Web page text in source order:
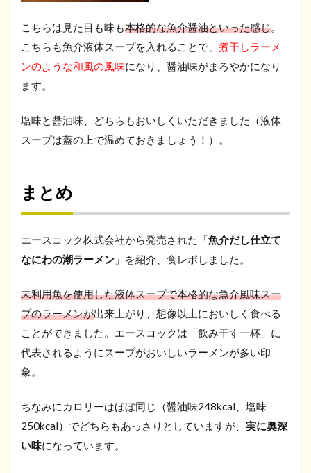
こちらは見た目も味も本格的な魚介醤油といった感じ。
こちらも魚介液体スープを入れることで、 煮干しラーメ
ンのような和風の風味になり、醤油味がまろやかになり
ます。
塩味と醤油味、どちらもおいしくいただきました（液体
スープは蓋の上で温めておきましょう！）。
まとめ
エースコック株式会社から発売された「魚介だし仕立て
なにわの潮ラーメン 」を紹介、食レポしました。
未利用魚を使用した液体スープで本格的な魚介風味スー
プのラーメンが出来上がり、想像以上においしく食べる
ことができました。エースコックは「飲み干す一杯」に
代表されるようにスープがおいしいラーメンが多い印
象。
ちなみにカロリーはほぼ同じ（醤油味248kcal、塩味
250kcal）でどちらもあっさりとしていますが、 実に奥深
い味になっています。